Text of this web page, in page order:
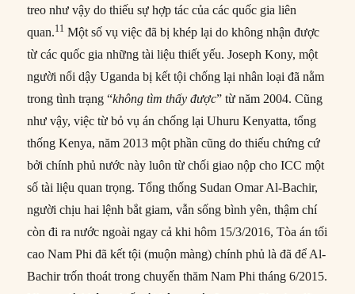
treo như vậy do thiếu sự hợp tác của các quốc gia liên
quan.11 Một số vụ việc đã bị khép lại do không nhận được
từ các quốc gia những tài liệu thiết yếu. Joseph Kony, một
người nổi dậy Uganda bị kết tội chống lại nhân loại đã nằm
trong tình trạng “không tìm thấy được” từ năm 2004. Cũng
như vậy, việc từ bỏ vụ án chống lại Uhuru Kenyatta, tổng
thống Kenya, năm 2013 một phần cũng do thiếu chứng cứ
bởi chính phủ nước này luôn từ chối giao nộp cho ICC một
số tài liệu quan trọng. Tổng thống Sudan Omar Al-Bachir,
người chịu hai lệnh bắt giam, vẫn sống bình yên, thậm chí
còn đi ra nước ngoài ngay cả khi hôm 15/3/2016, Tòa án tối
cao Nam Phi đã kết tội (muộn màng) chính phủ là đã để Al-
Bachir trốn thoát trong chuyến thăm Nam Phi tháng 6/2015.